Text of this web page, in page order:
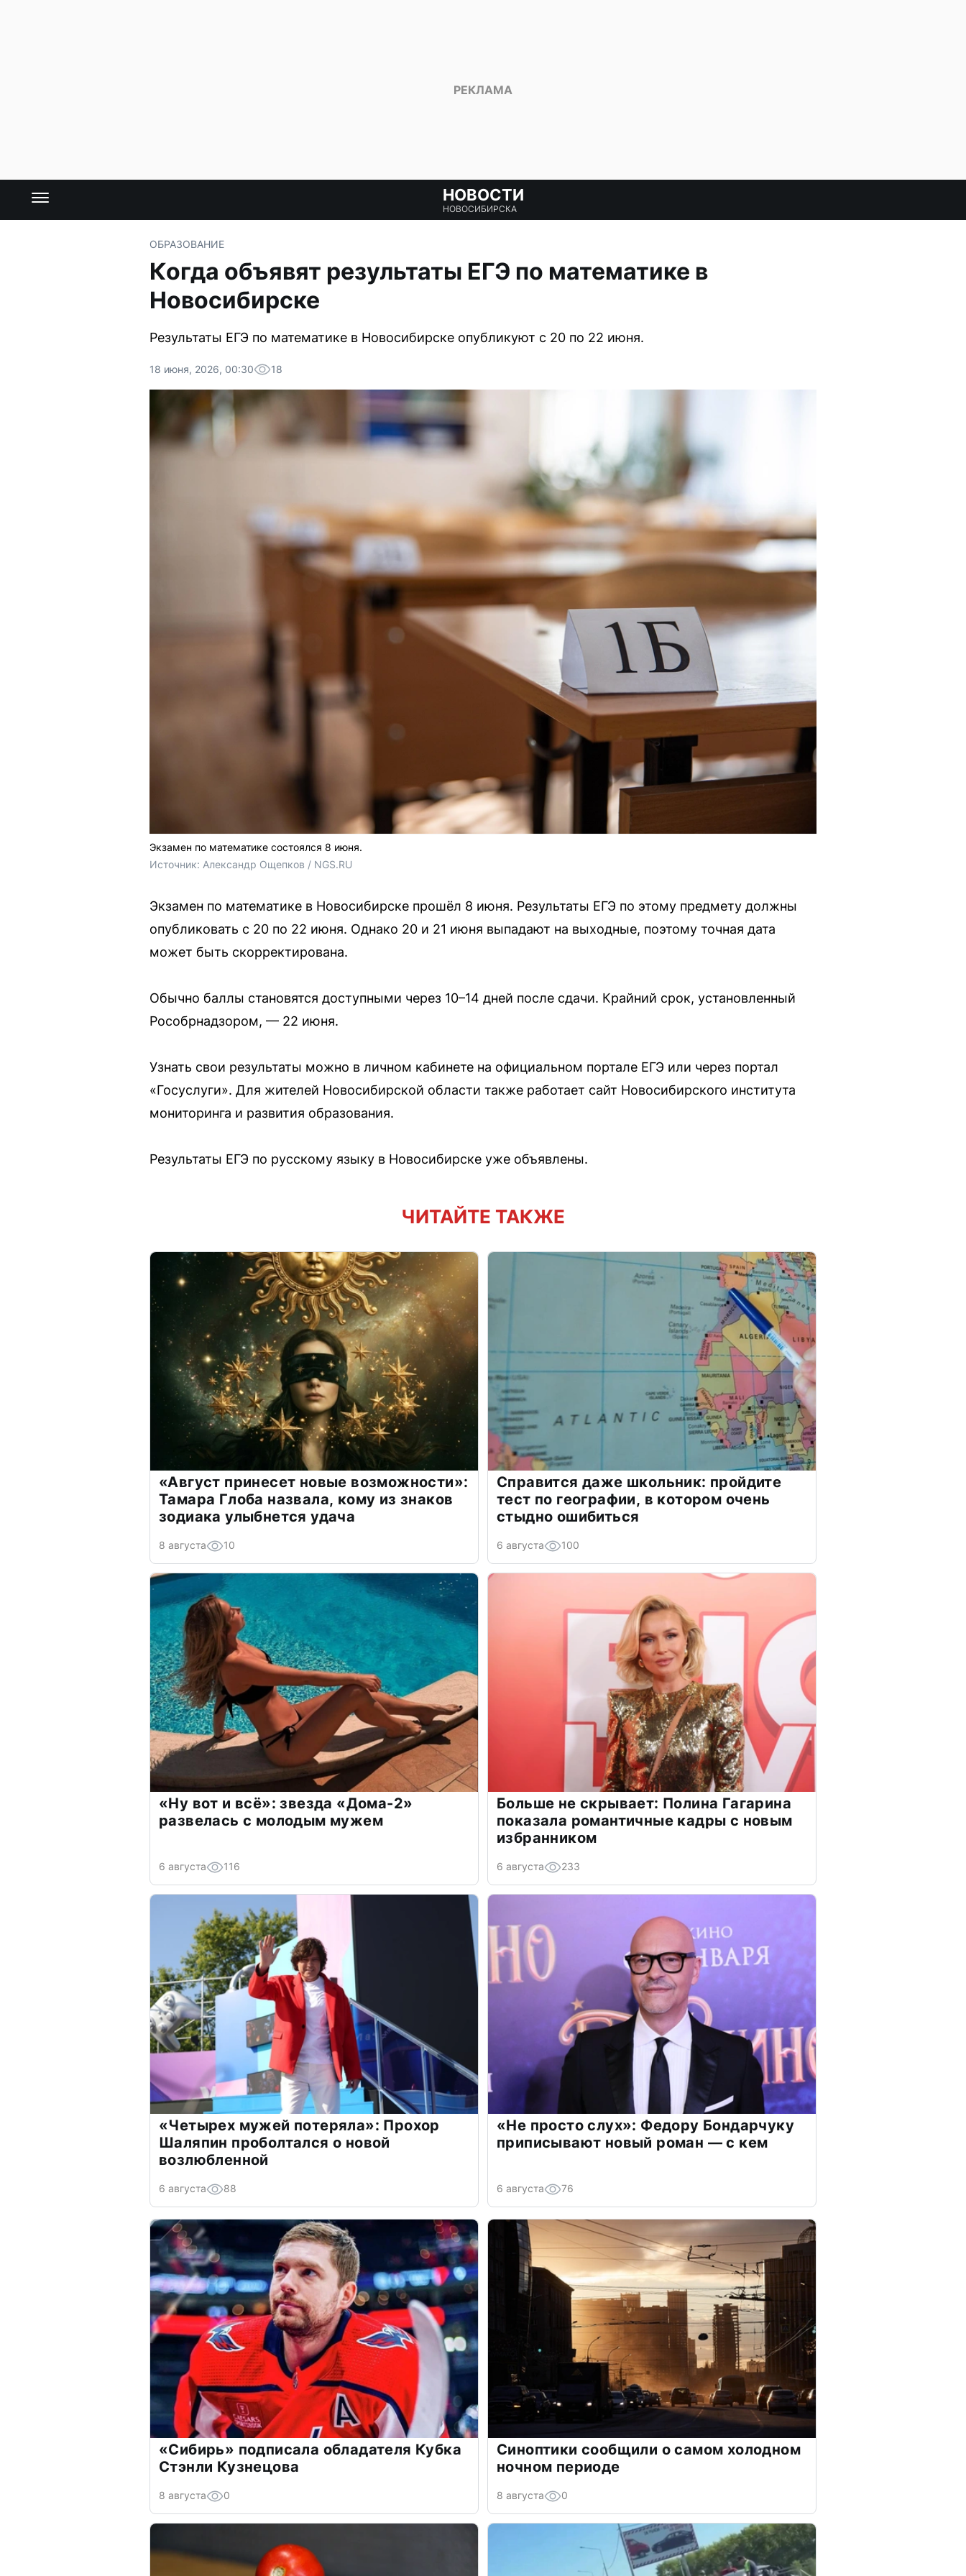
НОВОСТИ
НОВОСИБИРСКА
ОБРАЗОВАНИЕ
Когда объявят результаты ЕГЭ по математике в
Новосибирске
Результаты ЕГЭ по математике в Новосибирске опубликуют с 20 по 22 июня.
18 июня, 2026, 00:30 18
Экзамен по математике состоялся 8 июня.
Источник: Александр Ощепков / NGS.RU
Экзамен по математике в Новосибирске прошёл 8 июня. Результаты ЕГЭ по этому предмету должны
опубликовать с 20 по 22 июня. Однако 20 и 21 июня выпадают на выходные, поэтому точная дата
может быть скорректирована.
Обычно баллы становятся доступными через 10–14 дней после сдачи. Крайний срок, установленный
Рособрнадзором, — 22 июня.
Узнать свои результаты можно в личном кабинете на официальном портале ЕГЭ или через портал
«Госуслуги». Для жителей Новосибирской области также работает сайт Новосибирского института
мониторинга и развития образования.
Результаты ЕГЭ по русскому языку в Новосибирске уже объявлены.
ЧИТАЙТЕ ТАКЖЕ
«Август принесет новые возможности»:
Тамара Глоба назвала, кому из знаков
зодиака улыбнется удача
8 августа 10
Справится даже школьник: пройдите
тест по географии, в котором очень
стыдно ошибиться
6 августа 100
«Ну вот и всё»: звезда «Дома-2»
развелась с молодым мужем
6 августа 116
Больше не скрывает: Полина Гагарина
показала романтичные кадры с новым
избранником
6 августа 233
«Четырех мужей потеряла»: Прохор
Шаляпин проболтался о новой
возлюбленной
6 августа 88
«Не просто слух»: Федору Бондарчуку
приписывают новый роман — с кем
6 августа 76
«Сибирь» подписала обладателя Кубка
Стэнли Кузнецова
8 августа 0
Синоптики сообщили о самом холодном
ночном периоде
8 августа 0